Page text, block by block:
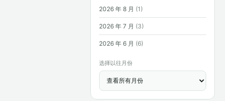
2026 年 8 月 (1)
2026 年 7 月 (3)
2026 年 6 月 (6)
选择以往月份